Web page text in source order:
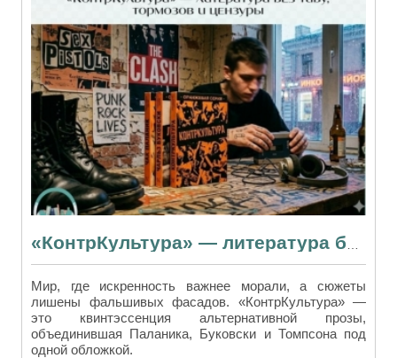
Мир, где искренность важнее морали, а сюжеты
лишены фальшивых фасадов. «КонтрКультура» —
это квинтэссенция альтернативной прозы,
объединившая Паланика, Буковски и Томпсона под
одной обложкой.